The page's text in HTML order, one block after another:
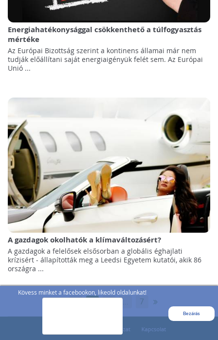
Kövess minket a facebookon, likeold oldalunkat!
Bezárás
Energiahatékonysággal csökkenthető a túlfogyasztás
mértéke
Az Európai Bizottság szerint a kontinens államai már nem
tudják előállítani saját energiaigényük felét sem. Az Európai
Unió ...
A gazdagok okolhatók a klímaváltozásért?
A gazdagok a felelősek elsősorban a globális éghajlati
krízisért - állapították meg a Leedsi Egyetem kutatói, akik 86
országra ...
« ... 7 »